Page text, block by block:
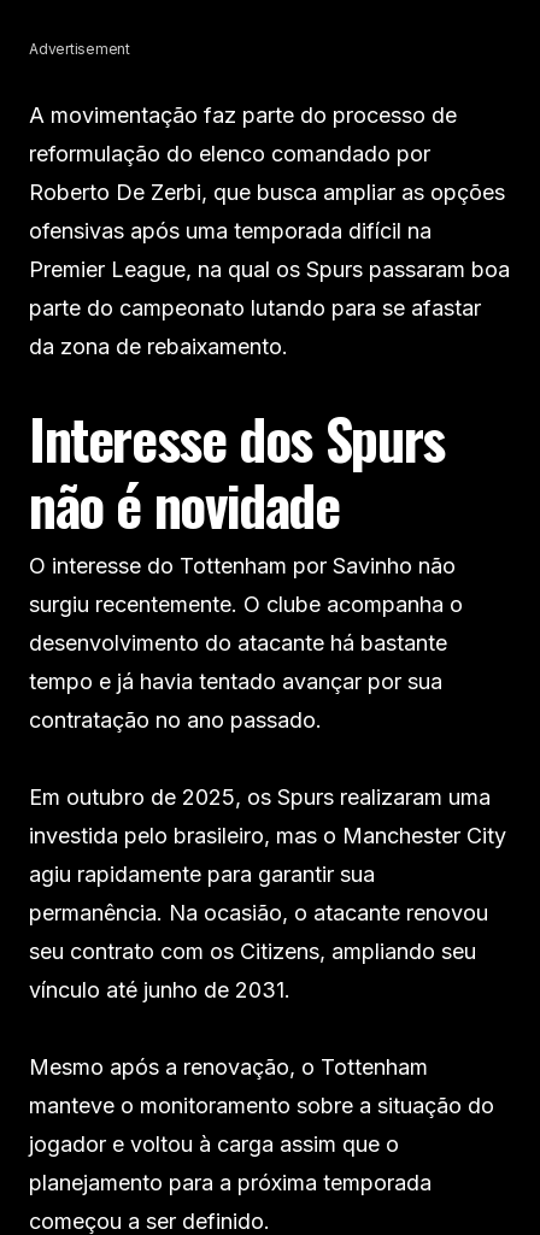
Advertisement
A movimentação faz parte do processo de
reformulação do elenco comandado por
Roberto De Zerbi, que busca ampliar as opções
ofensivas após uma temporada difícil na
Premier League, na qual os Spurs passaram boa
parte do campeonato lutando para se afastar
da zona de rebaixamento.
Interesse dos Spurs
não é novidade
O interesse do Tottenham por Savinho não
surgiu recentemente. O clube acompanha o
desenvolvimento do atacante há bastante
tempo e já havia tentado avançar por sua
contratação no ano passado.
Em outubro de 2025, os Spurs realizaram uma
investida pelo brasileiro, mas o Manchester City
agiu rapidamente para garantir sua
permanência. Na ocasião, o atacante renovou
seu contrato com os Citizens, ampliando seu
vínculo até junho de 2031.
Mesmo após a renovação, o Tottenham
manteve o monitoramento sobre a situação do
jogador e voltou à carga assim que o
planejamento para a próxima temporada
começou a ser definido.